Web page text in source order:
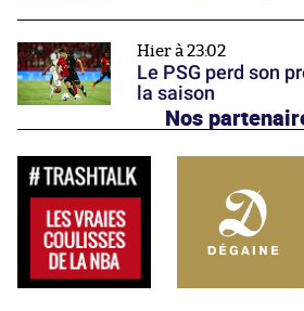
Hier à 23:02
Le PSG perd son
la saison
Nos